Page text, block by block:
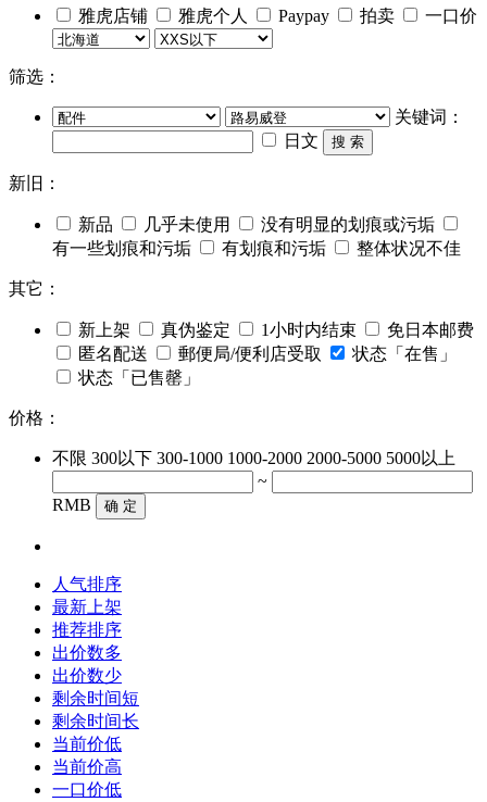
雅虎店铺 雅虎个人 Paypay 拍卖 一口价
筛选：
关键词：
日文
搜 索
新旧：
新品 几乎未使用
没有明显的划痕或污垢
有一些划痕和污垢
有划痕和污垢 整体状况不佳
其它：
新上架 真伪鉴定 1小时内结束
免日本邮费
匿名配送
郵便局/便利店受取
状态「在售」
状态「已售罄」
价格：
不限 300以下 300-1000 1000-2000 2000-5000 5000以上
~
RMB
确 定
人气排序
最新上架
推荐排序
出价数多
出价数少
剩余时间短
剩余时间长
当前价低
当前价高
一口价低